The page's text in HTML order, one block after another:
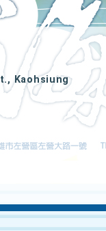
Kaohsiung